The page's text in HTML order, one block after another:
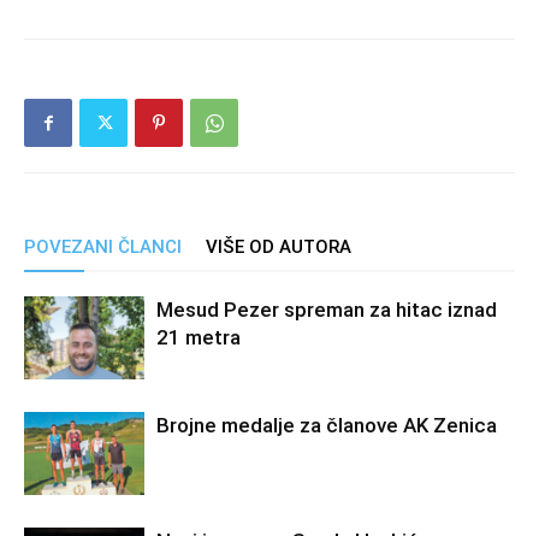
POVEZANI ČLANCI VIŠE OD AUTORA
Mesud Pezer spreman za hitac iznad
21 metra
Brojne medalje za članove AK Zenica